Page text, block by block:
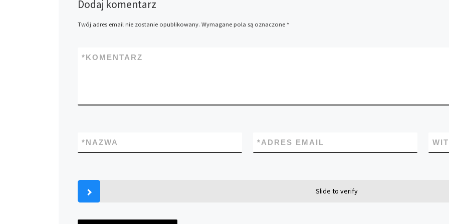
Dodaj komentarz
Twój adres email nie zostanie opublikowany. Wymagane pola są oznaczone *
KOMENTARZ
*
NAZWA
* ADRES EMAIL
*
Slide to verify